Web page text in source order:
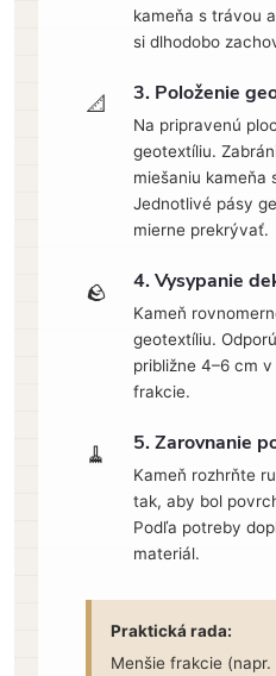
kameňa s trávou
si dlhodobo
📐 3. Položenie
Na pripravenú
geotextíliu.
miešaniu kameňa
Jednotlivé pásy
mierne prekrývať.
🪨 4. Vysypanie
Kameň
geotextíliu.
približne 4–6 cm
frakcie.
🧹 5. Zarovnanie
Kameň rozhrňte
tak, aby bol
Podľa potreby
materiál.
Praktická rada:
Menšie frakcie (napr.